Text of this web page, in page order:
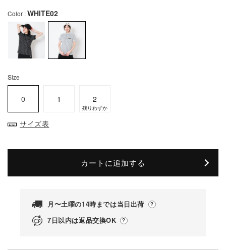
格
Color :WHITE02
Size
0 1 2
残りわずか
サイズ表
カートに追加する
月〜土曜の14時までは当日出荷
7日以内は返品交換OK